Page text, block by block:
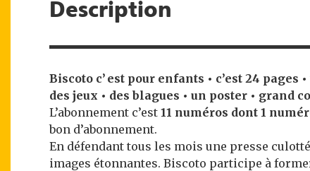
Description
Biscoto c’ est pour enfants • c’est 24
des jeux • des blagues • un poster • grand
L’abonnement c’est 11 numéros dont 1
bon d’abonnement.
En défendant tous les mois une presse
images étonnantes. Biscoto participe à